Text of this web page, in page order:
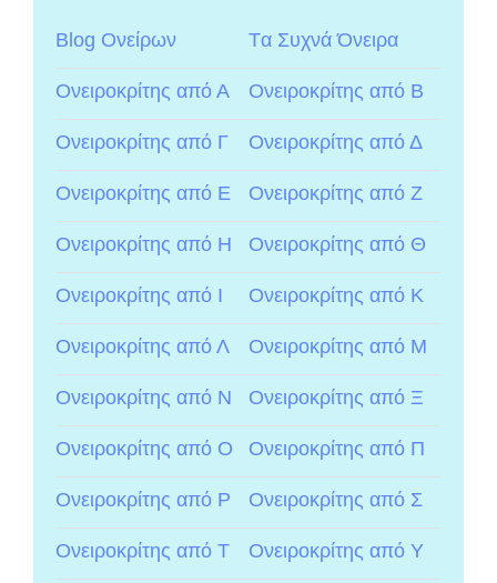
Blog Ονείρων Tα Συχνά Όνειρα
Ονειροκρίτης από Α Ονειροκρίτης από Β
Ονειροκρίτης από Γ Ονειροκρίτης από Δ
Ονειροκρίτης από Ε Ονειροκρίτης από Ζ
Ονειροκρίτης από Η Ονειροκρίτης από Θ
Ονειροκρίτης από Ι Ονειροκρίτης από Κ
Ονειροκρίτης από Λ Ονειροκρίτης από Μ
Ονειροκρίτης από Ν Ονειροκρίτης από Ξ
Ονειροκρίτης από Ο Ονειροκρίτης από Π
Ονειροκρίτης από Ρ Ονειροκρίτης από Σ
Ονειροκρίτης από Τ Ονειροκρίτης από Υ